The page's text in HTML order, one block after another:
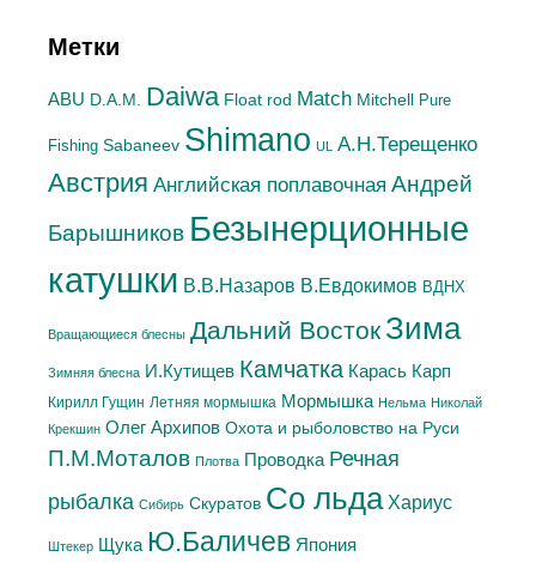
Метки
ABU D.A.M. Daiwa Float rod Match Mitchell Pure
Fishing Sabaneev Shimano UL А.H.Терещенко
Австрия Английская поплавочная Андрей
Барышников Безынерционные
катушки В.В.Назаров В.Евдокимов ВДНХ
Вращающиеся блесны Дальний Восток Зима
Зимняя блесна И.Кутищев Камчатка Карась Карп
Кирилл Гущин Летняя мормышка Мормышка Нельма Николай
Крекшин Олег Архипов Охота и рыболовство на Руси
П.М.Моталов Плотва Проводка Речная
рыбалка Сибирь Скуратов Со льда Хариус
Штекер Щука Ю.Баличев Япония